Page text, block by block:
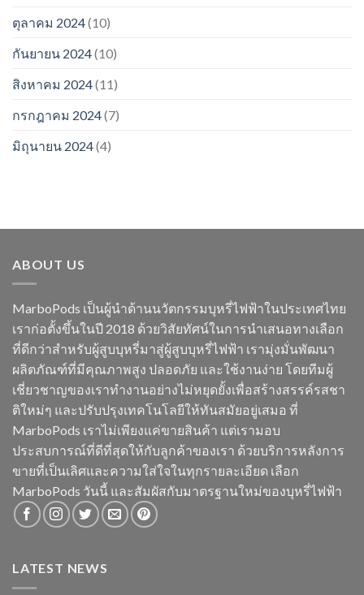
ตุลาคม 2024(10)
กันยายน 2024(10)
สิงหาคม 2024(11)
กรกฎาคม 2024(7)
มิถุนายน 2024(4)
ABOUT US
MarboPods เป็นผู้นำด้านนวัตกรรมบุหรี่ไฟฟ้าในประเทศไทย
เราก่อตั้งขึ้นในปี 2018 ด้วยวิสัยทัศน์ในการนำเสนอทางเลือก
ที่ดีกว่าสำหรับผู้สูบบุหรี่มาสู่ผู้สูบบุหรี่ไฟฟ้า เรามุ่งมั่นพัฒนา
ผลิตภัณฑ์ที่มีคุณภาพสูง ปลอดภัย และใช้งานง่าย โดยทีมผู้
เชี่ยวชาญของเราทำงานอย่างไม่หยุดยั้งเพื่อสร้างสรรค์รสชา
ติใหม่ๆ และปรับปรุงเทคโนโลยีให้ทันสมัยอยู่เสมอ ที่
MarboPods เราไม่เพียงแค่ขายสินค้า แต่เรามอบ
ประสบการณ์ที่ดีที่สุดให้กับลูกค้าของเรา ด้วยบริการหลังการ
ขายที่เป็นเลิศและความใส่ใจในทุกรายละเอียด เลือก
MarboPods วันนี้ และสัมผัสกับมาตรฐานใหม่ของบุหรี่ไฟฟ้า
LATEST NEWS